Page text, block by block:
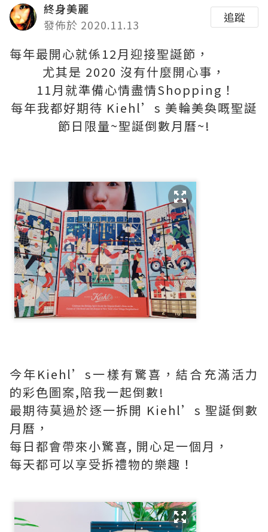
終身美麗
發佈於 2020.11.13
追蹤
每年最開心就係12月迎接聖誕節，
尤其是 2020 沒有什麼開心事，
11月就準備心情盡情Shopping！
每年我都好期待 Kiehl’s 美輪美奐嘅聖誕
節日限量~聖誕倒數月曆~!
今年Kiehl’s一樣有驚喜，結合充滿活力
的彩色圖案,陪我一起倒數!
最期待莫過於逐一拆開 Kiehl’s 聖誕倒數
月曆，
每日都會帶來小驚喜, 開心足一個月，
每天都可以享受拆禮物的樂趣！